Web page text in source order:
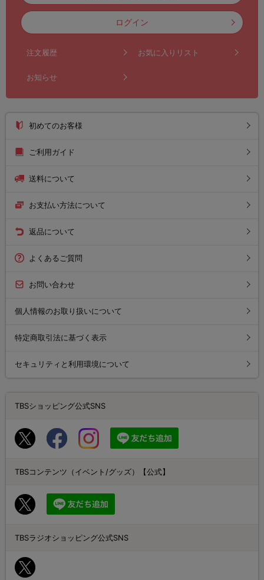
ログイン
注文履歴 お気に入りリスト
お知らせ
初めてのお客様
ご利用ガイド
送料について
お支払い方法について
返品について
よくあるご質問
お問い合わせ
個人情報のお取り扱いについて
特定商取引法に基づく表示
セキュリティと利用環境について
TBSショッピング公式SNS
TBSコンテンツ（イベント/グッズ）【公式】
TBSラジオショッピング公式SNS